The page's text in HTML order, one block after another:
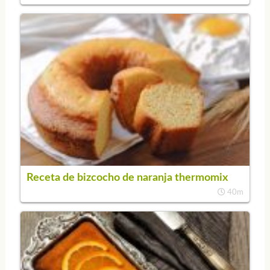
Receta de bizcocho de naranja thermomix
40m